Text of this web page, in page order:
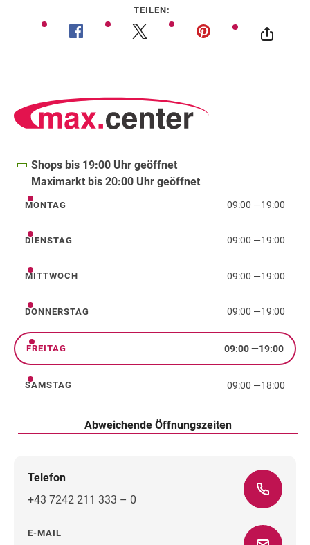
TEILEN:
Shops bis 19:00 Uhr geöffnet
Maximarkt bis 20:00 Uhr geöffnet
Montag
MONTAG 09:00 —19:00
Dienstag
DIENSTAG 09:00 —19:00
Mittwoch
MITTWOCH 09:00 —19:00
Donnerstag
DONNERSTAG 09:00 —19:00
Freitag
FREITAG 09:00—19:00
Samstag
SAMSTAG 09:00 —18:00
Abweichende Öffnungszeiten
Telefon
+43 7242 211 333 – 0
E-MAIL